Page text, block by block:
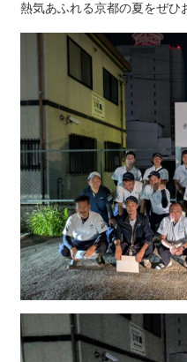
熱気あふれる京都の夏をぜひ